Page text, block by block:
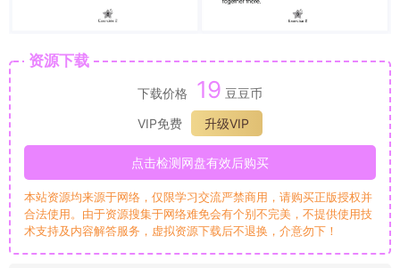
资源下载
下载价格 19 豆豆币
VIP免费
升级VIP
点击检测网盘有效后购买
本站资源均来源于网络，仅限学习交流严禁商用，请购买正版授权并
合法使用。由于资源搜集于网络难免会有个别不完美，不提供使用技
术支持及内容解答服务，虚拟资源下载后不退换，介意勿下！